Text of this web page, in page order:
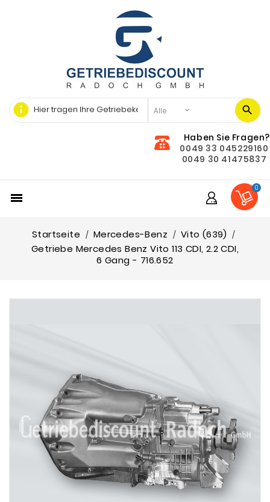
info
Haben Sie Fragen?
0049 33 045229160
0049 30 41475837

0
Startseite Mercedes-Benz
Vito (639)
Getriebe Mercedes Benz Vito 113 CDI, 2.2 CDI,
6 Gang - 716.652